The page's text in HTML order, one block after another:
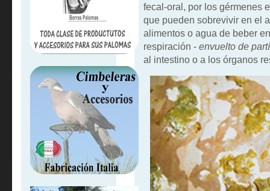
fecal-oral, por los gérmenes
que pueden sobrevivir en el
alimentos o agua de beber
respiración - envuelto de
al intestino o a los órganos